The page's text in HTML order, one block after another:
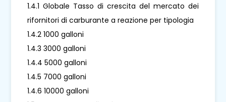
1.4.1 Globale Tasso di crescita del mercato dei
rifornitori di carburante a reazione per tipologia
1.4.2 1000 galloni
1.4.3 3000 galloni
1.4.4 5000 galloni
1.4.5 7000 galloni
1.4.6 10000 galloni